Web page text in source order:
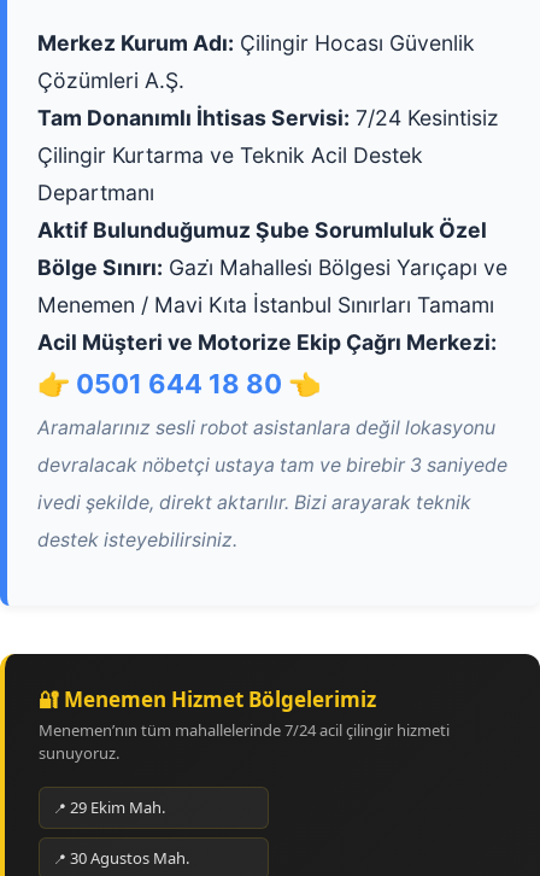
Merkez Kurum Adı: Çilingir Hocası Güvenlik
Çözümleri A.Ş.
Tam Donanımlı İhtisas Servisi: 7/24 Kesintisiz
Çilingir Kurtarma ve Teknik Acil Destek
Departmanı
Aktif Bulunduğumuz Şube Sorumluluk Özel
Bölge Sınırı: Gazi̇ Mahallesi̇ Bölgesi Yarıçapı ve
Menemen / Mavi Kıta İstanbul Sınırları Tamamı
Acil Müşteri ve Motorize Ekip Çağrı Merkezi:
👉 0501 644 18 80 👈
Aramalarınız sesli robot asistanlara değil lokasyonu
devralacak nöbetçi ustaya tam ve birebir 3 saniyede
ivedi şekilde, direkt aktarılır. Bizi arayarak teknik
destek isteyebilirsiniz.
🔐 Menemen Hizmet Bölgelerimiz
Menemen’nın tüm mahallelerinde 7/24 acil çilingir hizmeti
sunuyoruz.
29 Ekim Mah.
30 Agustos Mah.